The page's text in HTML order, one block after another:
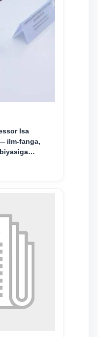
Isa
ilm-fanga,